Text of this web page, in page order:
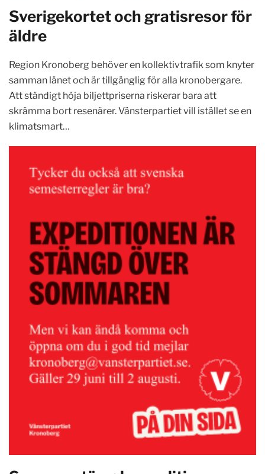
Sverigekortet och gratisresor för
äldre
Region Kronoberg behöver en kollektivtrafik som knyter
samman länet och är tillgänglig för alla kronobergare.
Att ständigt höja biljettpriserna riskerar bara att
skrämma bort resenärer. Vänsterpartiet vill istället se en
klimatsmart…